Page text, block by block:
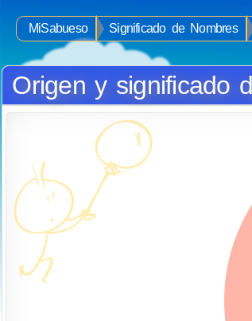
MiSabueso Significado de Nombres
Origen y significado